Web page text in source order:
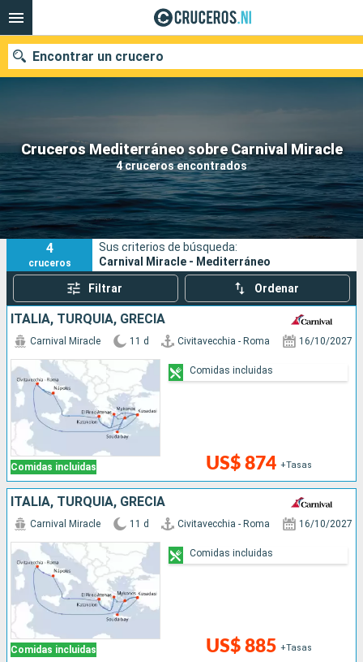
Cruceros Mediterráneo sobre Carnival Miracle
4 cruceros encontrados
Encontrar un crucero
Nuestros destinos
Fecha de salida
Puertos Compañías
Buscar
4
cruceros
Sus criterios de búsqueda:
Carnival Miracle - Mediterráneo
Filtrar Ordenar
ITALIA, TURQUÍA, GRECIA
Comidas incluidas
Carnival Miracle 11 d Civitavecchia - Roma 16/10/2027
US$ 874 +Tasas
Comidas incluidas
ITALIA, TURQUÍA, GRECIA
Comidas incluidas
Carnival Miracle 11 d Civitavecchia - Roma 16/10/2027
US$ 885 +Tasas
Comidas incluidas